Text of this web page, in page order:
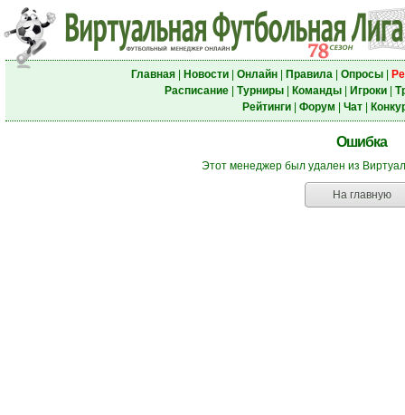
Главная| Новости| Онлайн| Правила| Опросы|
Расписание| Турниры| Команды| Игроки|
Рейтинги| Форум Чат|
Ошибка
Этот менеджер был удален из
На главную